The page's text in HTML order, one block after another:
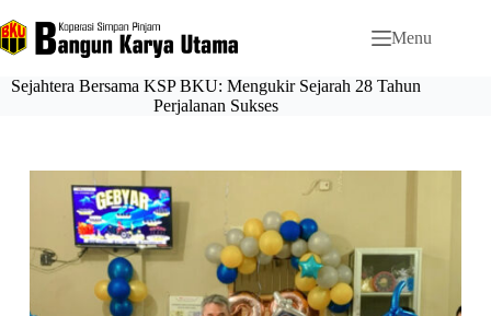
Menu
Sejahtera Bersama KSP BKU: Mengukir Sejarah 28 Tahun
Perjalanan Sukses